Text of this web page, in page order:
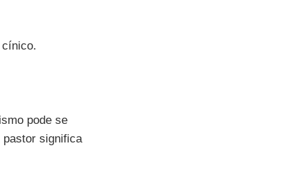
cínico.
pode se
pastor significa